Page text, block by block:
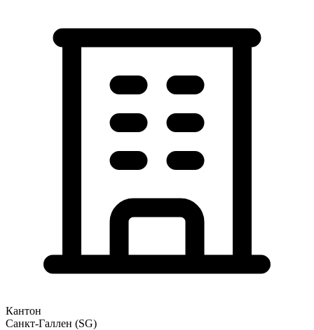
Кантон
Санкт-Галлен (SG)